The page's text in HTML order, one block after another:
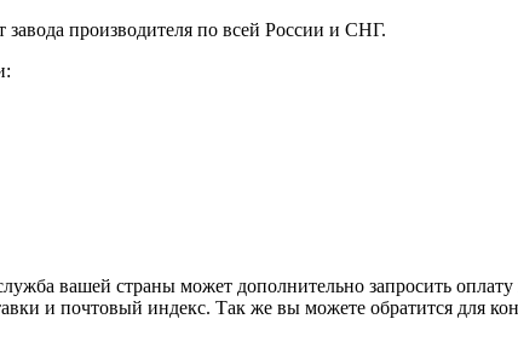
завода производителя по всей России и СНГ.
вашей страны может дополнительно запросить
и почтовый индекс. Так же вы можете обратится для